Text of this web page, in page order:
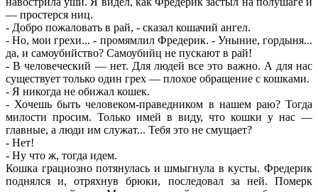
— простерся ниц.
- Добро пожаловать в рай, - сказал кошачий ангел.
- Но, мои грехи... - промямлил Фредерик. - Уныние, гордыня...
да, и самоубийство? Самоубийц не пускают в рай!
- В человеческий — нет. Для людей все это важно. А для нас
существует только один грех — плохое обращение с кошками.
- Я никогда не обижал кошек.
- Хочешь быть человеком-праведником в нашем раю? Тогда
милости просим. Только имей в виду, что кошки у нас —
главные, а люди им служат... Тебя это не смущает?
- Нет!
- Ну что ж, тогда идем.
Кошка грациозно потянулась и шмыгнула в кусты. Фредерик
поднялся и, отряхнув брюки, последовал за ней. Померк